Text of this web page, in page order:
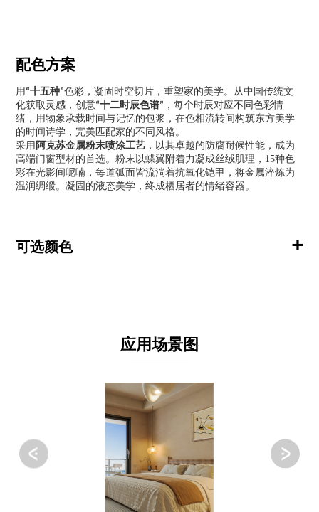
配色方案
用 “十五种”色彩，凝固时空切片，重塑家的美学。从中国传统文
化获取灵感，创意“十二时辰色谱” ，每个时辰对应不同色彩情
绪，用物象承载时间与记忆的包浆，在色相流转间构筑东方美学
的时间诗学，完美匹配家的不同风格。
采用 阿克苏金属粉末喷涂工艺 ，以其卓越的防腐耐候性能，成为
高端门窗型材的首选。粉末以蝶翼附着力凝成丝绒肌理，15种色
彩在光影间呢喃，每道弧面皆流淌着抗氧化铠甲，将金属淬炼为
温润绸缎。凝固的液态美学，终成栖居者的情绪容器。
可选颜色 +
应用场景图